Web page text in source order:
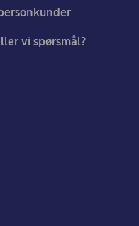
vi spørsmål?